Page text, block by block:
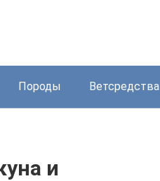
Породы Ветсредства
и